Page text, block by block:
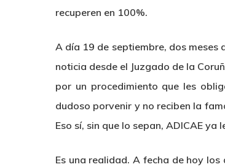
recuperen en 100%.
A día 19 de septiembre, dos meses
noticia desde el Juzgado de la
por un procedimiento que les
dudoso porvenir y no reciben la
Eso sí, sin que lo sepan, ADICAE
Es una realidad. A fecha de hoy